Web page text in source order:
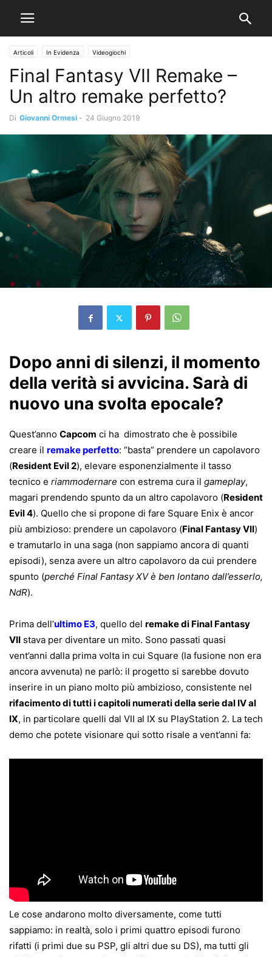
Articoli In Evidenza Videogiochi
Final Fantasy VII Remake –
Un altro remake perfetto?
Di Giovanni Ormesi - 24 Giugno 2019
Dopo anni di silenzi, il momento
della verità si avvicina. Sarà di
nuovo una svolta epocale?
Quest’anno Capcom ci ha dimostrato che è possibile
creare il remake perfetto: “basta” prendere un capolavoro
(Resident Evil 2), elevare esponenzialmente il tasso
tecnico e riammodernare con estrema cura il gameplay,
magari prendendo spunto da un altro capolavoro (Resident
Evil 4). Quello che si propone di fare Square Enix è ancor
più ambizioso: prendere un capolavoro (Final Fantasy VII)
e tramutarlo in una saga (non sappiamo ancora di quanti
episodi), senza avere un altro capolavoro da cui prendere
spunto (perché Final Fantasy XV è ben lontano dall’esserlo,
NdR).
Prima dell’ultimo E3, quello del remake di Final Fantasy
VII stava per diventare un mito. Sono passati quasi
vent’anni dalla prima volta in cui Square (la fusione non era
ancora avvenuta) ne parlò: il progetto si sarebbe dovuto
inserire in un piano molto più ambizioso, consistente nel
rifacimento di tutti i capitoli numerati della serie dal IV al
IX, in particolare quelli dal VII al IX su PlayStation 2. La tech
demo che potete visionare qui sotto risale a vent’anni fa:
Le cose andarono molto diversamente, come tutti
sappiamo: in realtà, solo i primi quattro episodi furono
rifatti (i primi due su PSP, gli altri due su DS), ma tutti gli